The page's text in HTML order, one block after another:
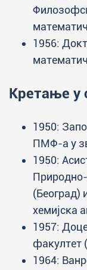
1956:
Кретање у
1950:
ПМФ-а у
1950:
(Београд)
хемијска
1957:
факултет
1964: